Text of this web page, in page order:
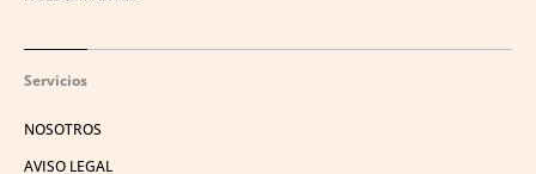
Servicios
NOSOTROS
AVISO LEGAL